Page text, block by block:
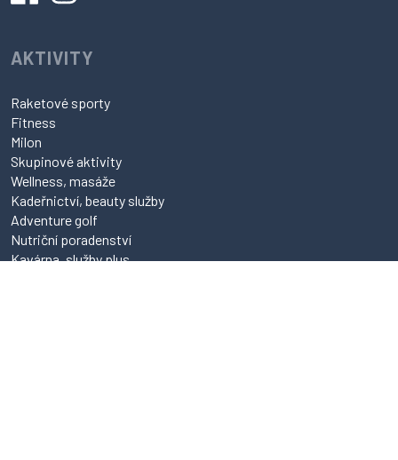
AKTIVITY
Raketové sporty
Fitness
Milon
Skupinové aktivity
Wellness, masáže
Kadeřnictví, beauty služby
Adventure golf
Nutriční poradenství
Kavárna, služby plus